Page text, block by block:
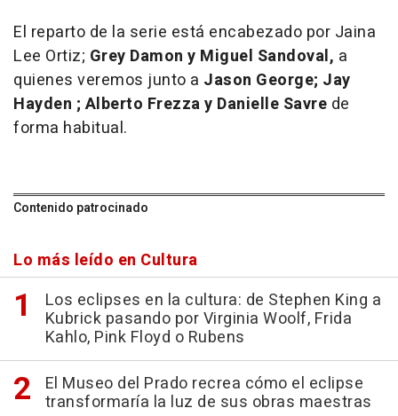
El reparto de la serie está encabezado por Jaina
Lee Ortiz; Grey Damon y Miguel Sandoval, a
quienes veremos junto a Jason George; Jay
Hayden ; Alberto Frezza y Danielle Savre de
forma habitual.
Contenido patrocinado
Lo más leído en Cultura
Los eclipses en la cultura: de Stephen King a
Kubrick pasando por Virginia Woolf, Frida
Kahlo, Pink Floyd o Rubens
El Museo del Prado recrea cómo el eclipse
transformaría la luz de sus obras maestras